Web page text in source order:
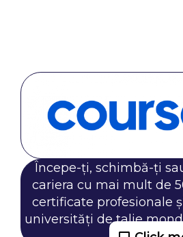
Începe-ți, schimbă-ți
cariera cu mai mult de
certificate profesionale
universități de talie